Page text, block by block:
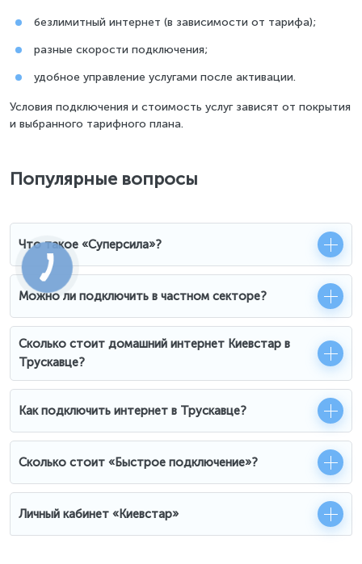
безлимитный интернет (в зависимости от тарифа);
разные скорости подключения;
удобное управление услугами после активации.
Условия подключения и стоимость услуг зависят от покрытия
и выбранного тарифного плана.
Популярные вопросы
Что такое «Суперсила»?
Можно ли подключить в частном секторе?
Сколько стоит домашний интернет Киевстар в
Трускавце?
Как подключить интернет в Трускавце?
Сколько стоит «Быстрое подключение»?
Личный кабинет «Киевстар»